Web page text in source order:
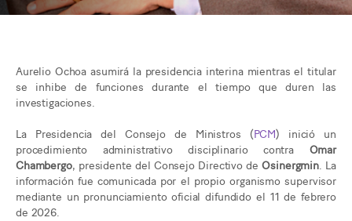
Aurelio Ochoa asumirá la presidencia interina mientras el titular
se inhibe de funciones durante el tiempo que duren las
investigaciones.
La Presidencia del Consejo de Ministros (PCM) inició un
procedimiento administrativo disciplinario contra Omar
Chambergo, presidente del Consejo Directivo deOsinergmin . La
información fue comunicada por el propio organismo supervisor
mediante un pronunciamiento oficial difundido el 11 de febrero
de 2026.